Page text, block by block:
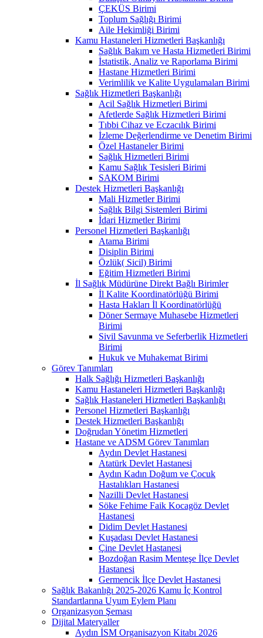
ÇEKÜS Birimi
Toplum Sağlığı Birimi
Aile Hekimliği Birimi
Kamu Hastaneleri Hizmetleri Başkanlığı
Sağlık Bakım ve Hasta Hizmetleri Birimi
İstatistik, Analiz ve Raporlama Birimi
Hastane Hizmetleri Birimi
Verimlilik ve Kalite Uygulamaları Birimi
Sağlık Hizmetleri Başkanlığı
Acil Sağlık Hizmetleri Birimi
Afetlerde Sağlık Hizmetleri Birimi
Tıbbi Cihaz ve Eczacılık Birimi
İzleme Değerlendirme ve Denetim Birimi
Özel Hastaneler Birimi
Sağlık Hizmetleri Birimi
Kamu Sağlık Tesisleri Birimi
SAKOM Birimi
Destek Hizmetleri Başkanlığı
Mali Hizmetler Birimi
Sağlık Bilgi Sistemleri Birimi
İdari Hizmetler Birimi
Personel Hizmetleri Başkanlığı
Atama Birimi
Disiplin Birimi
Özlük( Sicil) Birimi
Eğitim Hizmetleri Birimi
İl Sağlık Müdürüne Direkt Bağlı Birimler
İl Kalite Koordinatörlüğü Birimi
Hasta Hakları İl Koordinatörlüğü
Döner Sermaye Muhasebe Hizmetleri
Birimi
Sivil Savunma ve Seferberlik Hizmetleri
Birimi
Hukuk ve Muhakemat Birimi
Görev Tanımları
Halk Sağlığı Hizmetleri Başkanlığı
Kamu Hastaneleri Hizmetleri Başkanlığı
Sağlık Hastaneleri Hizmetleri Başkanlığı
Personel Hizmetleri Başkanlığı
Destek Hizmetleri Başkanlığı
Doğrudan Yönetim Hizmetleri
Hastane ve ADSM Görev Tanımları
Aydın Devlet Hastanesi
Atatürk Devlet Hastanesi
Aydın Kadın Doğum ve Çocuk
Hastalıkları Hastanesi
Nazilli Devlet Hastanesi
Söke Fehime Faik Kocagöz Devlet
Hastanesi
Didim Devlet Hastanesi
Kuşadası Devlet Hastanesi
Çine Devlet Hastanesi
Bozdoğan Rasim Menteşe İlçe Devlet
Hastanesi
Germencik İlçe Devlet Hastanesi
Sağlık Bakanlığı 2025-2026 Kamu İç Kontrol
Standartlarına Uyum Eylem Planı
Organizasyon Şeması
Dijital Materyaller
Aydın İSM Organisazyon Kitabı 2026